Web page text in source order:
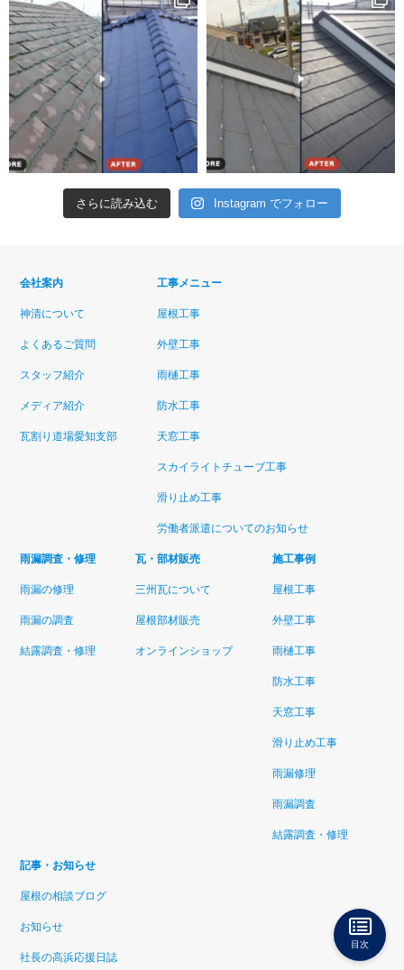
さらに読み込む Instagram でフォロー
会社案内
神清について
よくあるご質問
スタッフ紹介
メディア紹介
瓦割り道場愛知支部
工事メニュー
屋根工事
外壁工事
雨樋工事
防水工事
天窓工事
スカイライトチューブ工事
滑り止め工事
労働者派遣についてのお知らせ
雨漏調査・修理
雨漏の修理
雨漏の調査
結露調査・修理
瓦・部材販売
三州瓦について
屋根部材販売
オンラインショップ
施工事例
屋根工事
外壁工事
雨樋工事
防水工事
天窓工事
滑り止め工事
雨漏修理
雨漏調査
結露調査・修理
記事・お知らせ
屋根の相談ブログ
お知らせ
社長の高浜応援日誌
目次